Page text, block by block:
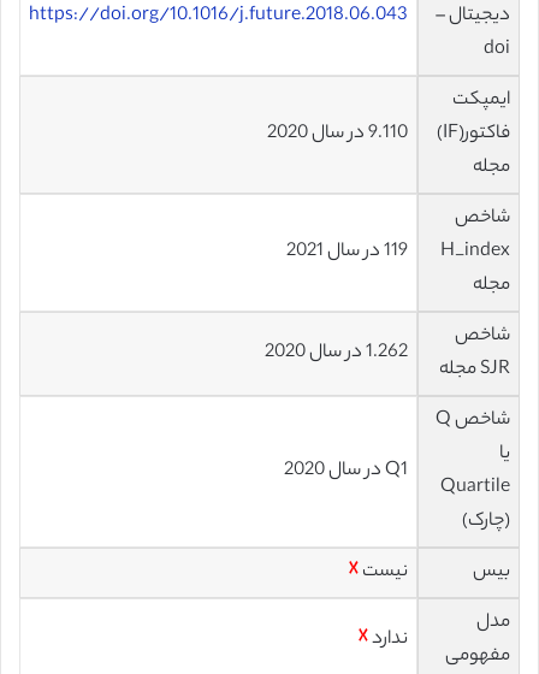
دیجیتال –
doi
https://doi.org/10.1016/j.future.2018.06.043
ایمپکت
فاکتور(IF)
مجله
9.110 در سال 2020
شاخص
H_index
مجله
119 در سال 2021
شاخص
SJR مجله
1.262 در سال 2020
شاخص Q
یا
Quartile
(چارک)
Q1 در سال 2020
بیس نیست☓
مدل
مفهومی
ندارد☓